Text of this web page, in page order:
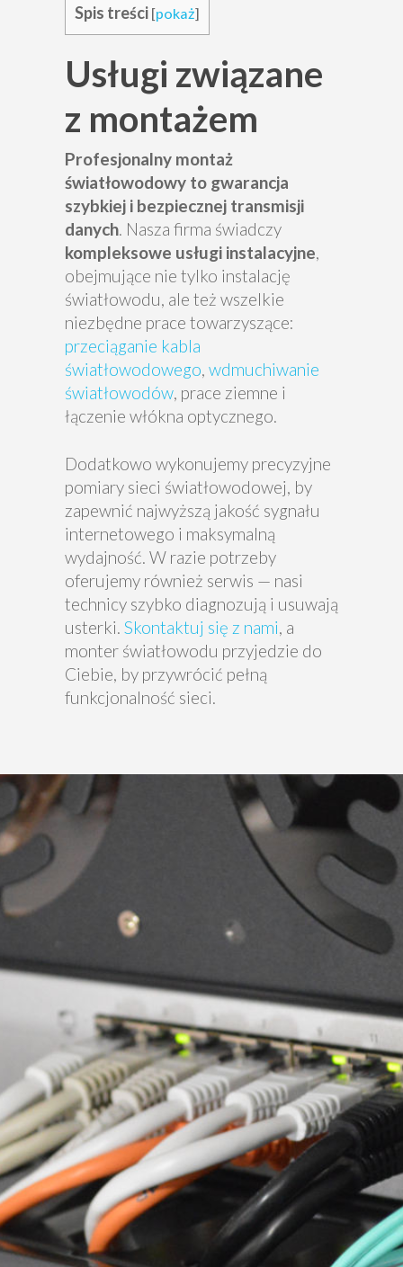
Spis treści [pokaż]
Usługi związane
z montażem
Profesjonalny montaż
światłowodowy to gwarancja
szybkiej i bezpiecznej transmisji
danych. Nasza firma świadczy
kompleksowe usługi instalacyjne,
obejmujące nie tylko instalację
światłowodu, ale też wszelkie
niezbędne prace towarzyszące:
przeciąganie kabla
światłowodowego, wdmuchiwanie
światłowodów, prace ziemne i
łączenie włókna optycznego.
Dodatkowo wykonujemy precyzyjne
pomiary sieci światłowodowej, by
zapewnić najwyższą jakość sygnału
internetowego i maksymalną
wydajność. W razie potrzeby
oferujemy również serwis — nasi
technicy szybko diagnozują i usuwają
usterki. Skontaktuj się z nami, a
monter światłowodu przyjedzie do
Ciebie, by przywrócić pełną
funkcjonalność sieci.